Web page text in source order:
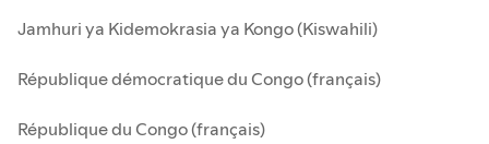
Jamhuri ya Kidemokrasia ya Kongo (Kiswahili)
République démocratique du Congo (français)
République du Congo (français)